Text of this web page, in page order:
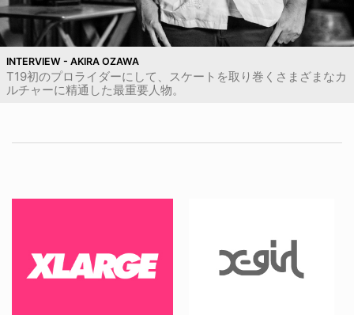
INTERVIEW - AKIRA OZAWA
T19初のプロライダーにして、スケートを取り巻くさまざまなカ
ルチャーに精通した最重要人物。